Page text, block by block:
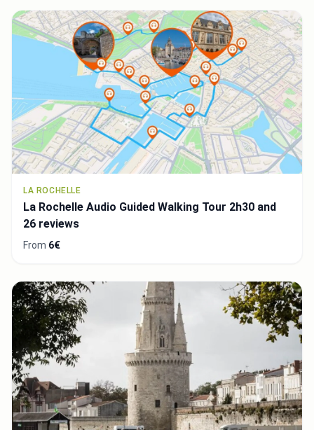
LA ROCHELLE
La Rochelle Audio Guided Walking Tour 2h30 and
26 reviews
From 6€